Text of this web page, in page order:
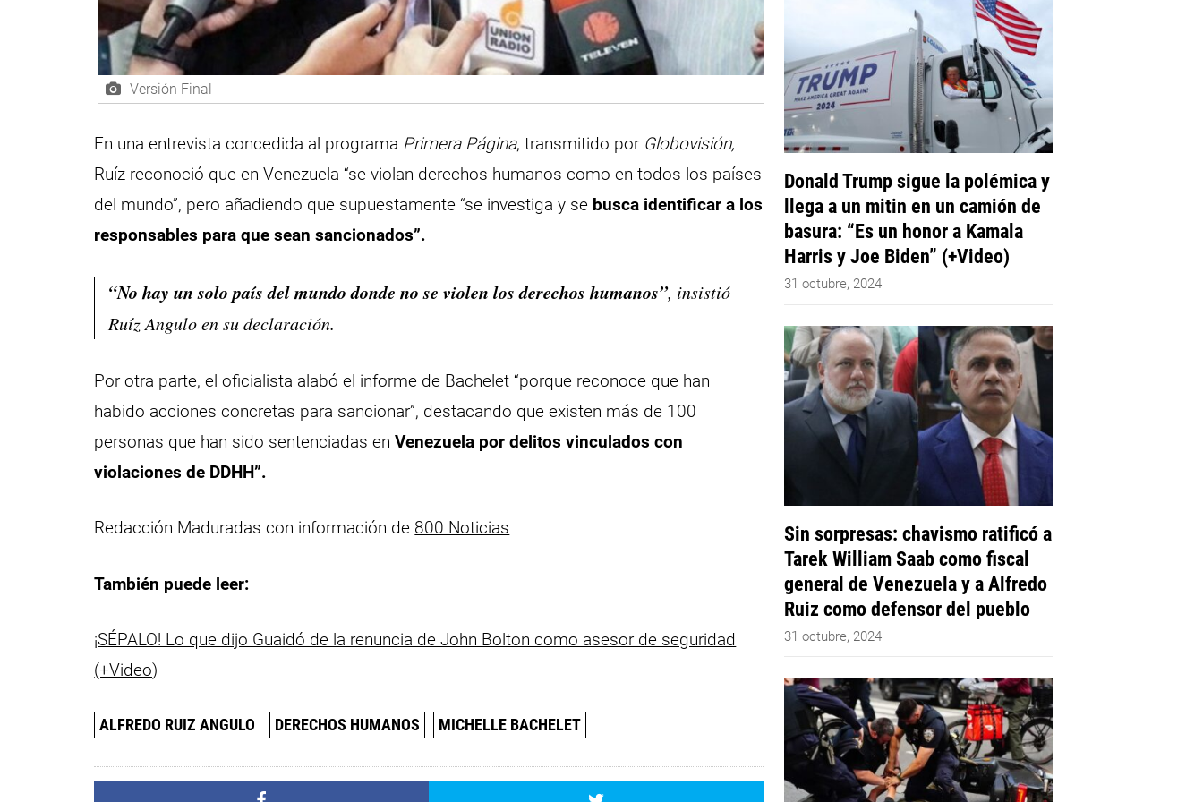
Versión Final
En una entrevista concedida al programa Primera Página, transmitido por Globovisión,
Ruíz reconoció que en Venezuela “se violan derechos humanos como en todos los países
del mundo”, pero añadiendo que supuestamente “se investiga y se busca identificar a los
responsables para que sean sancionados”.
“No hay un solo país del mundo donde no se violen los derechos humanos”, insistió
Ruíz Angulo en su declaración.
Por otra parte, el oficialista alabó el informe de Bachelet “porque reconoce que han
habido acciones concretas para sancionar”, destacando que existen más de 100
personas que han sido sentenciadas enVenezuela por delitos vinculados con
violaciones de DDHH”.
Redacción Maduradas con información de 800 Noticias
También puede leer:
¡SÉPALO! Lo que dijo Guaidó de la renuncia de John Bolton como asesor de seguridad
(+Video)
ALFREDO RUIZ ANGULO DERECHOS HUMANOS MICHELLE BACHELET
Donald Trump sigue la polémica y
llega a un mitin en un camión de
basura: “Es un honor a Kamala
Harris y Joe Biden” (+Video)
31 octubre, 2024
Sin sorpresas: chavismo ratificó a
Tarek William Saab como fiscal
general de Venezuela y a Alfredo
Ruiz como defensor del pueblo
31 octubre, 2024